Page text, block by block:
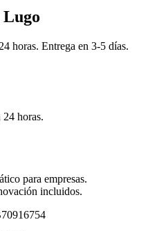
Lugo
horas. Entrega en 3-5 días.
24 horas.
para empresas.
incluidos.